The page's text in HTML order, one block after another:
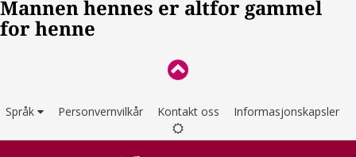
Språk Personvernvilkår Kontakt oss Informasjonskapsler